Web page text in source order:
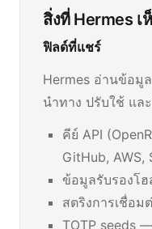
สิ่งที่ Hermes เ
ฟิลด์ที่แชร์
Hermes อ่านข้อมู
นำทาง ปรับใช้ แล
คีย์ API
GitHub, AWS,
ข้อมูลรับรองโฮ
สตริงการเชื่อ
TOTP seeds